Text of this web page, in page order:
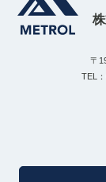
〒
TEL